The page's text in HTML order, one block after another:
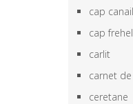
cap
cap frehel
carlit
carnet
ceretane